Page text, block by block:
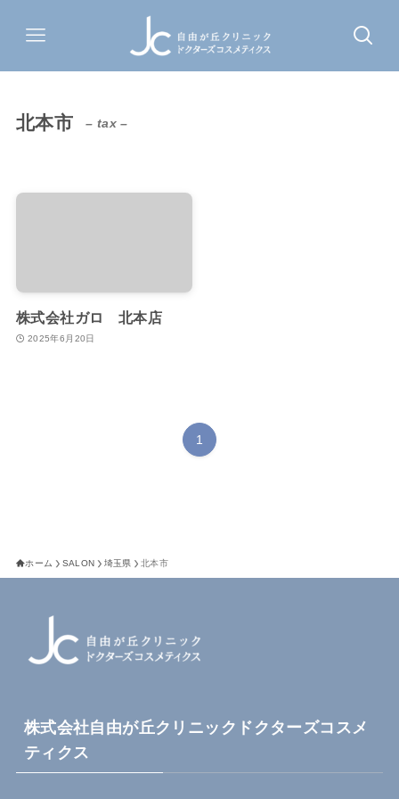
北本市 – tax –
株式会社ガロ 北本店
2025年6月20日
1
ホーム SALON 埼玉県 北本市
株式会社自由が丘クリニックドクターズコスメ
ティクス